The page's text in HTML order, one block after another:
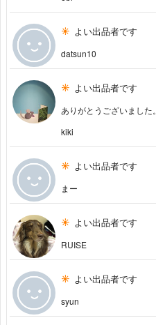
よい出品者です
datsun10
よい出品者です
ありがとうございました。
kiki
よい出品者です
まー
よい出品者です
RUISE
よい出品者です
syun